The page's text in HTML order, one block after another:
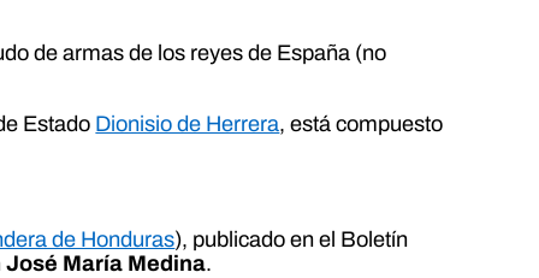
de armas de los reyes de España (no
Estado Dionisio de Herrera, está compuesto
de Honduras), publicado en el Boletín
José María Medina.